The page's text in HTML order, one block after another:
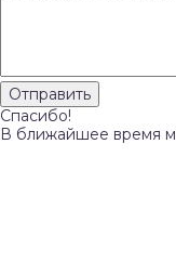
Спасибо!
В ближайшее время